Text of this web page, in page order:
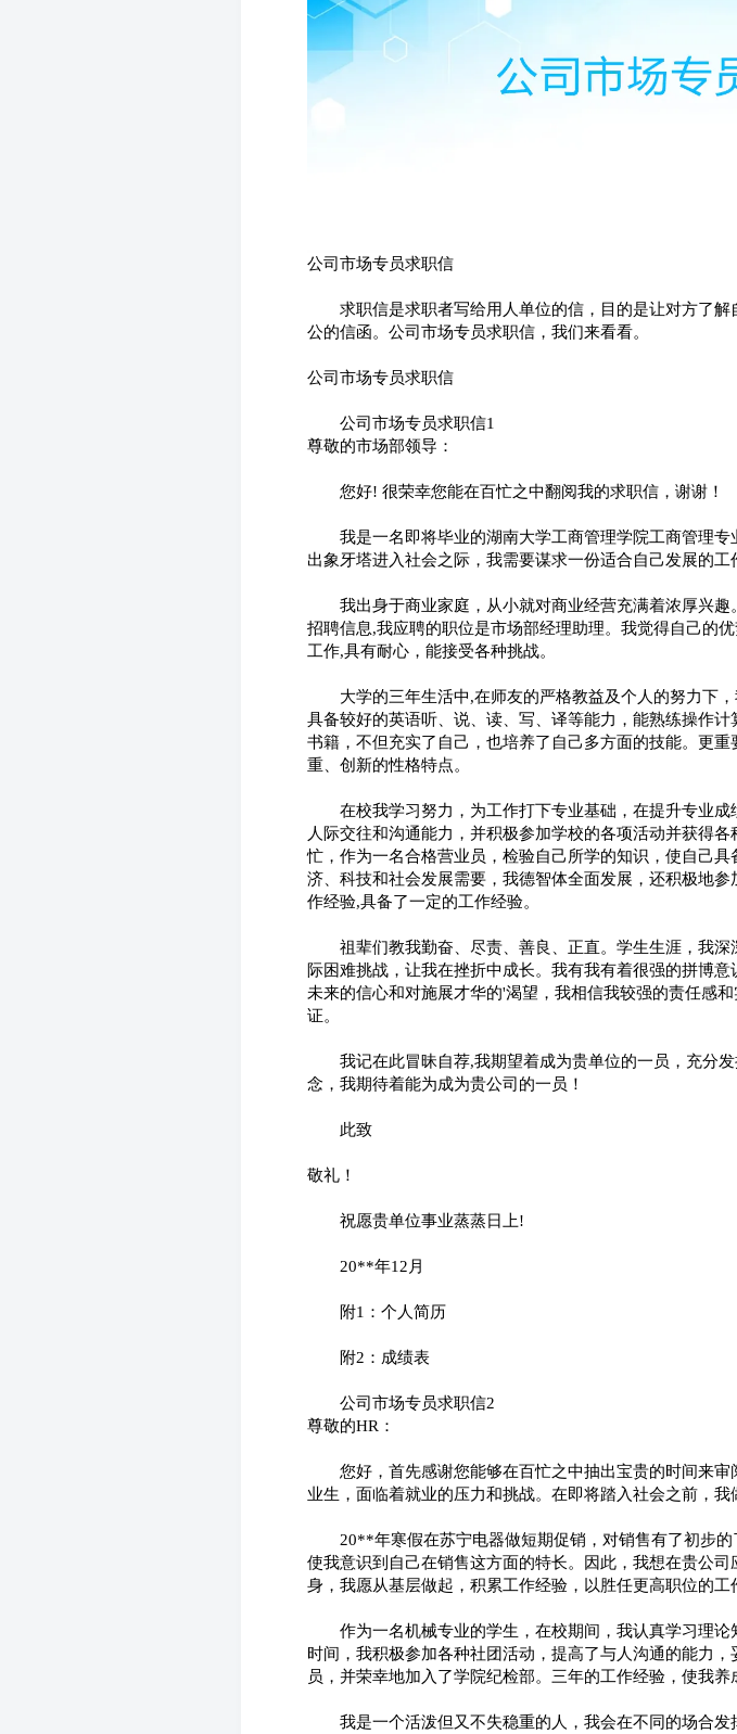
公司市场专员求职信
求职信是求职者写给用人单位的信，目的是让对方了解
公的信函。公司市场专员求职信，我们来看看。
公司市场专员求职信
公司市场专员求职信1
尊敬的市场部领导：
您好! 很荣幸您能在百忙之中翻阅我的求职信，谢谢！
我是一名即将毕业的湖南大学工商管理学院工商管理专
出象牙塔进入社会之际，我需要谋求一份适合自己发展的
我出身于商业家庭，从小就对商业经营充满着浓厚兴趣
招聘信息,我应聘的职位是市场部经理助理。我觉得自己的
工作,具有耐心，能接受各种挑战。
大学的三年生活中,在师友的严格教益及个人的努力下，
具备较好的英语听、说、读、写、译等能力，能熟练操作
书籍，不但充实了自己，也培养了自己多方面的技能。更
重、创新的性格特点。
在校我学习努力，为工作打下专业基础，在提升专业成
人际交往和沟通能力，并积极参加学校的各项活动并获得
忙，作为一名合格营业员，检验自己所学的知识，使自己
济、科技和社会发展需要，我德智体全面发展，还积极地
作经验,具备了一定的工作经验。
祖辈们教我勤奋、尽责、善良、正直。学生生涯，我深
际困难挑战，让我在挫折中成长。我有我有着很强的拼博
未来的信心和对施展才华的'渴望，我相信我较强的责任感
证。
我记在此冒昧自荐,我期望着成为贵单位的一员，充分发
念，我期待着能为成为贵公司的一员！
此致
敬礼！
祝愿贵单位事业蒸蒸日上!
20**年12月
附1：个人简历
附2：成绩表
公司市场专员求职信2
尊敬的HR：
您好，首先感谢您能够在百忙之中抽出宝贵的时间来审
业生，面临着就业的压力和挑战。在即将踏入社会之前，我
20**年寒假在苏宁电器做短期促销，对销售有了初步的
使我意识到自己在销售这方面的特长。因此，我想在贵公
身，我愿从基层做起，积累工作经验，以胜任更高职位的工
作为一名机械专业的学生，在校期间，我认真学习理论
时间，我积极参加各种社团活动，提高了与人沟通的能力
员，并荣幸地加入了学院纪检部。三年的工作经验，使我养
我是一个活泼但又不失稳重的人，我会在不同的场合发